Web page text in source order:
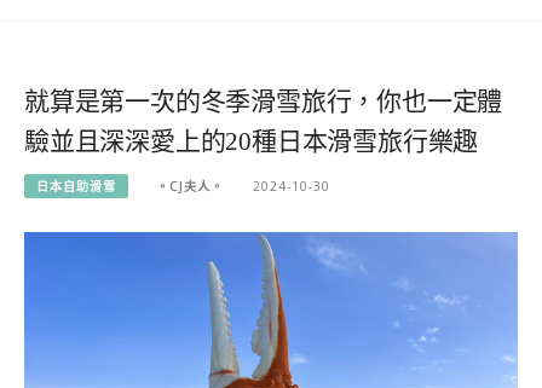
就算是第一次的冬季滑雪旅行，你也一定體
驗並且深深愛上的20種日本滑雪旅行樂趣
日本自助滑雪 。CJ夫人。 2024-10-30